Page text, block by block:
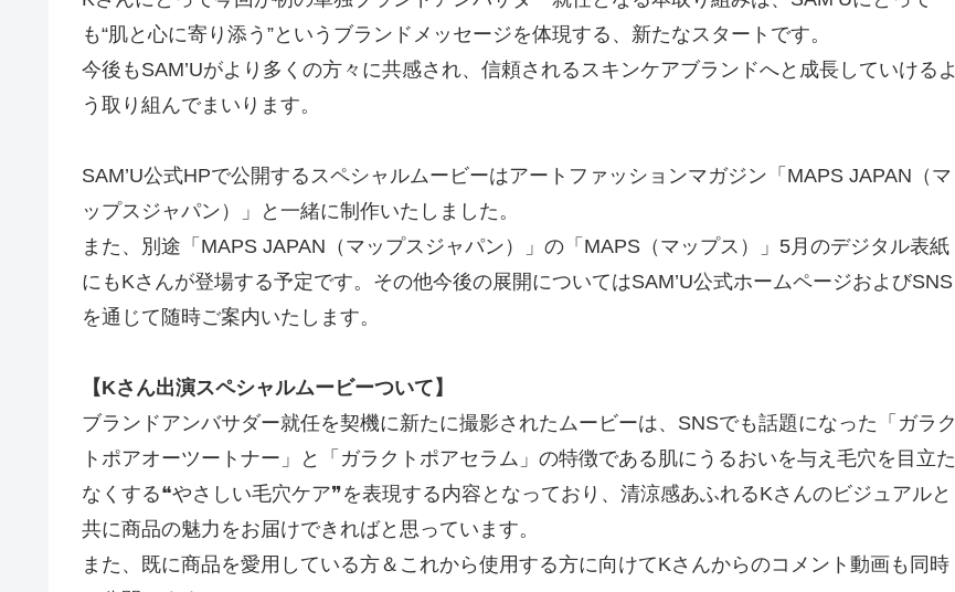
も“肌と心に寄り添う”というブランドメッセージを体現する、新たなスタートです。
今後もSAM’Uがより多くの方々に共感され、信頼されるスキンケアブランドへと成長していけるよ
う取り組んでまいります。
SAM’U公式HPで公開するスペシャルムービーはアートファッションマガジン「MAPS JAPAN（マ
ップスジャパン）」と一緒に制作いたしました。
また、別途「MAPS JAPAN（マップスジャパン）」の「MAPS（マップス）」5月のデジタル表紙
にもKさんが登場する予定です。その他今後の展開についてはSAM’U公式ホームページおよびSNS
を通じて随時ご案内いたします。
【Kさん出演スペシャルムービーついて】
ブランドアンバサダー就任を契機に新たに撮影されたムービーは、SNSでも話題になった「ガラク
トポアオーツートナー」と「ガラクトポアセラム」の特徴である肌にうるおいを与え毛穴を目立た
なくする❝やさしい毛穴ケア❞を表現する内容となっており、清涼感あふれるKさんのビジュアルと
共に商品の魅力をお届けできればと思っています。
また、既に商品を愛用している方＆これから使用する方に向けてKさんからのコメント動画も同時